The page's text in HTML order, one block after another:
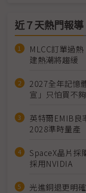
近７天熱門報導
MLCC訂單過
建熱潮將趨緩
2027全年記憶
宣」只怕買不夠
英特爾EMIB
2028準時量產
SpaceX晶片
採用NVIDIA
光進銅退更明